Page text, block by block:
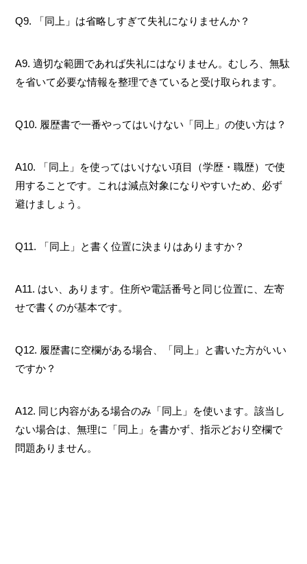
Q9. 「同上」は省略しすぎて失礼になりませんか？
A9. 適切な範囲であれば失礼にはなりません。むしろ、無駄
を省いて必要な情報を整理できていると受け取られます。
Q10. 履歴書で一番やってはいけない「同上」の使い方は？
A10. 「同上」を使ってはいけない項目（学歴・職歴）で使
用することです。これは減点対象になりやすいため、必ず
避けましょう。
Q11. 「同上」と書く位置に決まりはありますか？
A11. はい、あります。住所や電話番号と同じ位置に、左寄
せで書くのが基本です。
Q12. 履歴書に空欄がある場合、「同上」と書いた方がいい
ですか？
A12. 同じ内容がある場合のみ「同上」を使います。該当し
ない場合は、無理に「同上」を書かず、指示どおり空欄で
問題ありません。